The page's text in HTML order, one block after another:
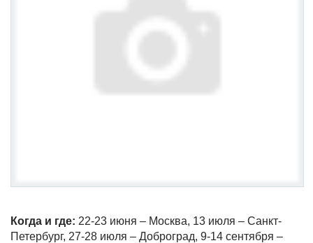
Когда и где: 22-23 июня – Москва, 13 июля – Санкт-
Петербург, 27-28 июля – Доброград, 9-14 сентября –